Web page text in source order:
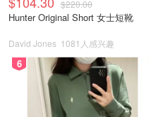
$220.00
Hunter Original Short 女士短靴
David Jones 1081人感兴趣
6